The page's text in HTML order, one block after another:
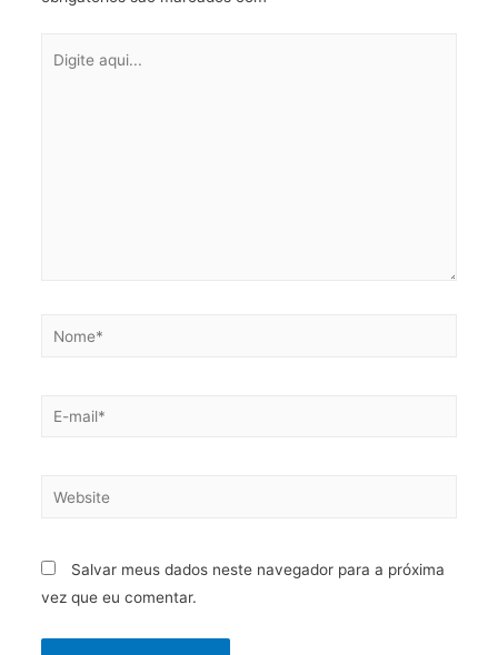
Salvar meus dados neste navegador para a próxima
vez que eu comentar.